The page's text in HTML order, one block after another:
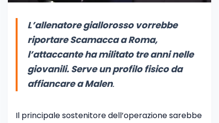
L’allenatore giallorosso vorrebbe
riportare Scamacca a Roma,
l’attaccante ha militato tre anni nelle
giovanili. Serve un profilo fisico da
affiancare a Malen.
Il principale sostenitore dell’operazione sarebbe